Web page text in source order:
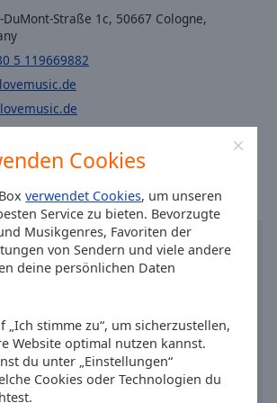
Cookies
verwendet Cookies, um unseren
Service zu bieten. Bevorzugte
Musikgenres, Favoriten der
von Sendern und viele andere
deine persönlichen Daten
„Ich stimme zu“, um sicherzustellen,
Website optimal nutzen kannst.
du unter „Einstellungen“
Cookies oder Technologien du
DuMont-Straße 1c, 50667 Cologne,
5 119669882